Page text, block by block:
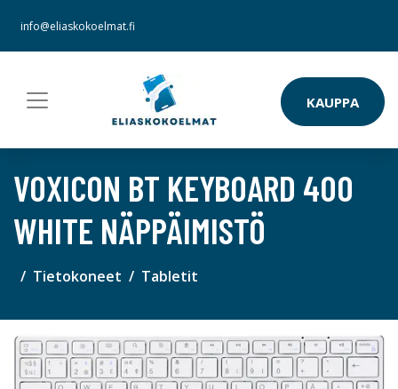
info@eliaskokoelmat.fi
KAUPPA
VOXICON BT KEYBOARD 400
WHITE NÄPPÄIMISTÖ
Tietokoneet Tabletit